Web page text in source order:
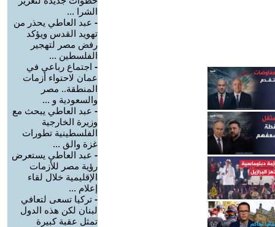
الشرا ...
- عبد العاطي يحذر من
تهويد القدس ويؤكد
رفض مصر لتهجير
الفلسطين ...
- اجتماع رباعي في
عمان لاحتواء أزمات
المنطقة.. مصر
والسعودية و ...
- عبد العاطي يبحث مع
وزيرة الخارجية
الفلسطينية تطورات
غزة والق ...
- عبد العاطي يستعرض
رؤية مصر للأزمات
الإقليمية خلال لقاء
إعلام ...
- تركيا تسعى لتعافي
لبنان لكن هذه الدول
تمثل عقبة كبيرة